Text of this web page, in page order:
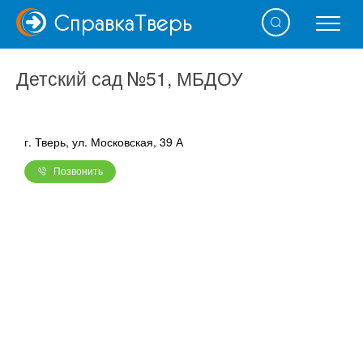
СправкаТверь
Детский сад №51, МБДОУ
г. Тверь, ул. Московская, 39 А
Позвонить